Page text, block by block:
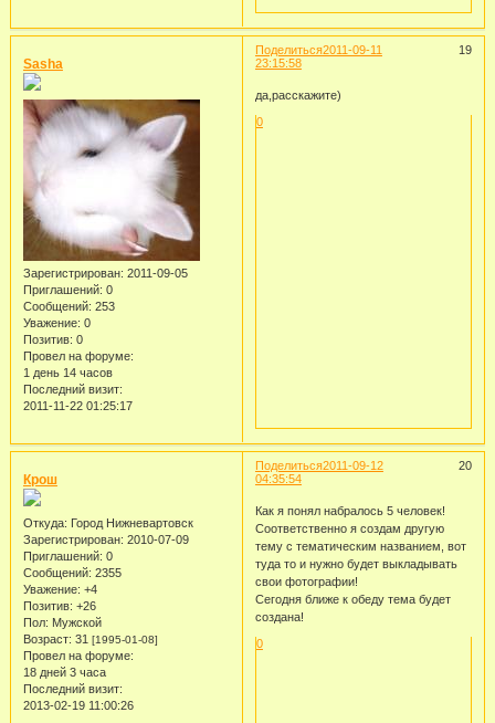
Поделиться 19
2011-09-11
23:15:58
Sasha
Зарегистрирован: 2011-09-05
Приглашений: 0
Сообщений: 253
Уважение: 0
Позитив: 0
Провел на форуме:
1 день 14 часов
Последний визит:
2011-11-22 01:25:17
да,расскажите)
0
Поделиться 20
2011-09-12
04:35:54
Крош
Откуда: Город Нижневартовск
Зарегистрирован: 2010-07-09
Приглашений: 0
Сообщений: 2355
Уважение: +4
Позитив: +26
Пол: Мужской
Возраст: 31 [1995-01-08]
Провел на форуме:
18 дней 3 часа
Последний визит:
2013-02-19 11:00:26
Как я понял набралось 5 человек!
Соответственно я создам другую
тему с тематическим названием, вот
туда то и нужно будет выкладывать
свои фотографии!
Сегодня ближе к обеду тема будет
создана!
0